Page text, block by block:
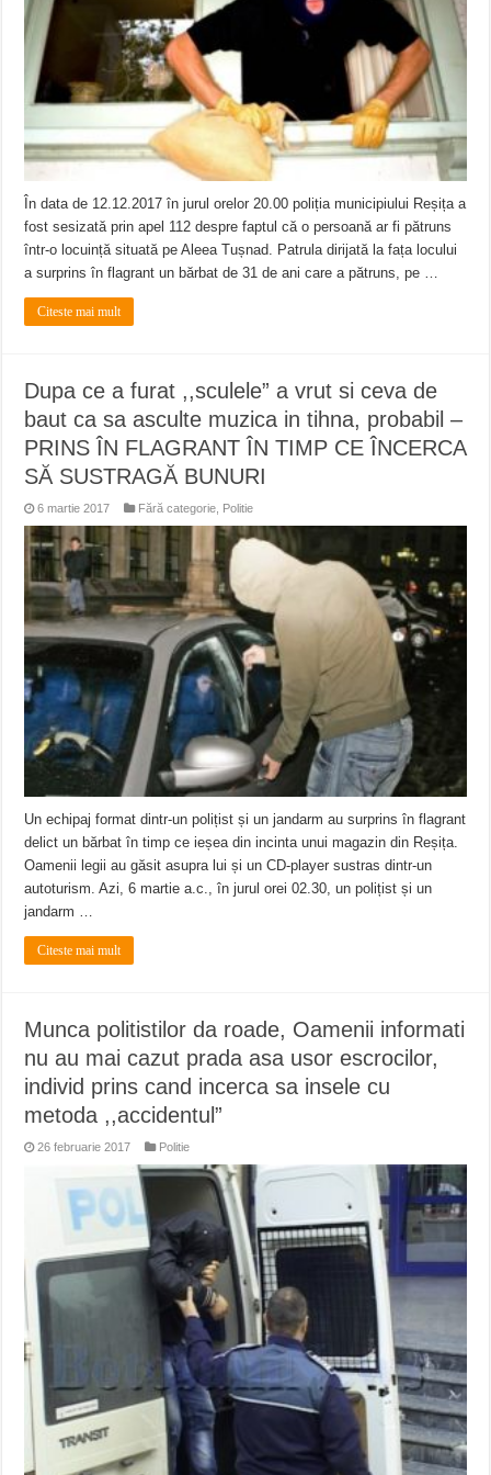
ANUNȚ OPRIRE APĂ în Reșița, cartier Țerova – avarie – 04.08.2026
ANUNȚ OPRIRE APĂ în Reșița – avarie – 03.08.2026 – Calea Caransebeșului
În data de 12.12.2017 în jurul orelor 20.00 poliția municipiului Reșița a
fost sesizată prin apel 112 despre faptul că o persoană ar fi pătruns
într-o locuință situată pe Aleea Tușnad. Patrula dirijată la fața locului
a surprins în flagrant un bărbat de 31 de ani care a pătruns, pe …
Citeste mai mult
Dupa ce a furat ,,sculele” a vrut si ceva de
baut ca sa asculte muzica in tihna, probabil –
PRINS ÎN FLAGRANT ÎN TIMP CE ÎNCERCA
SĂ SUSTRAGĂ BUNURI
6 martie 2017 Fără categorie Politie
Un echipaj format dintr-un polițist și un jandarm au surprins în flagrant
delict un bărbat în timp ce ieșea din incinta unui magazin din Reșița.
Oamenii legii au găsit asupra lui și un CD-player sustras dintr-un
autoturism. Azi, 6 martie a.c., în jurul orei 02.30, un polițist și un
jandarm …
Citeste mai mult
Munca politistilor da roade, Oamenii informati
nu au mai cazut prada asa usor escrocilor,
individ prins cand incerca sa insele cu
metoda ,,accidentul”
26 februarie 2017 Politie